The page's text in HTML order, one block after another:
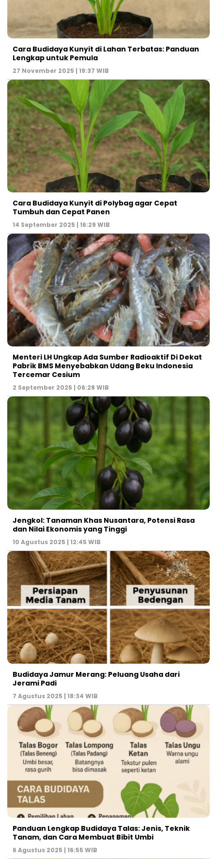
Cara Budidaya Kunyit di Lahan Terbatas: Panduan
Lengkap untuk Pemula
27 November 2025 | 19:37 WIB
Cara Budidaya Kunyit di Polybag agar Cepat
Tumbuh dan Cepat Panen
14 September 2025 | 16:29 WIB
Menteri LH Ungkap Ada Sumber Radioaktif Di Dekat
Pabrik BMS Menyebabkan Udang Beku Indonesia
Tercemar Cesium
2 September 2025 | 06:28 WIB
Jengkol: Tanaman Khas Nusantara, Potensi Rasa
dan Nilai Ekonomis yang Tinggi
10 Agustus 2025 | 12:45 WIB
Budidaya Jamur Merang: Peluang Usaha dari
Jerami Padi
7 Agustus 2025 | 18:34 WIB
Panduan Lengkap Budidaya Talas: Jenis, Teknik
Tanam, dan Cara Membuat Bibit Umbi
6 Agustus 2025 | 16:55 WIB